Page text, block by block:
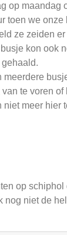
op maandag
toen we onze
ze zeiden
kon ook
meerdere
te voren of
niet meer hier
op
nog niet de